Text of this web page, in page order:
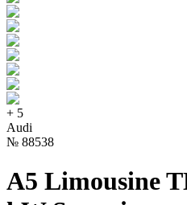
+ 5
Audi
№ 88538
A5 Limousine